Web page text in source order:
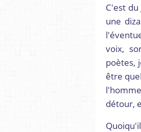
C'est
une
voix,
poètes,
être
détour,